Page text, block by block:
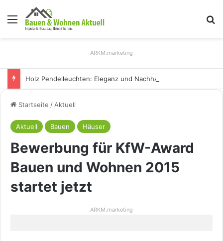
Menü
ARKM.marketing
Startseite / Aktuell
Aktuell Bauen Häuser
Bewerbung für KfW-Award
Bauen und Wohnen 2015
startet jetzt
ARKM.marketing